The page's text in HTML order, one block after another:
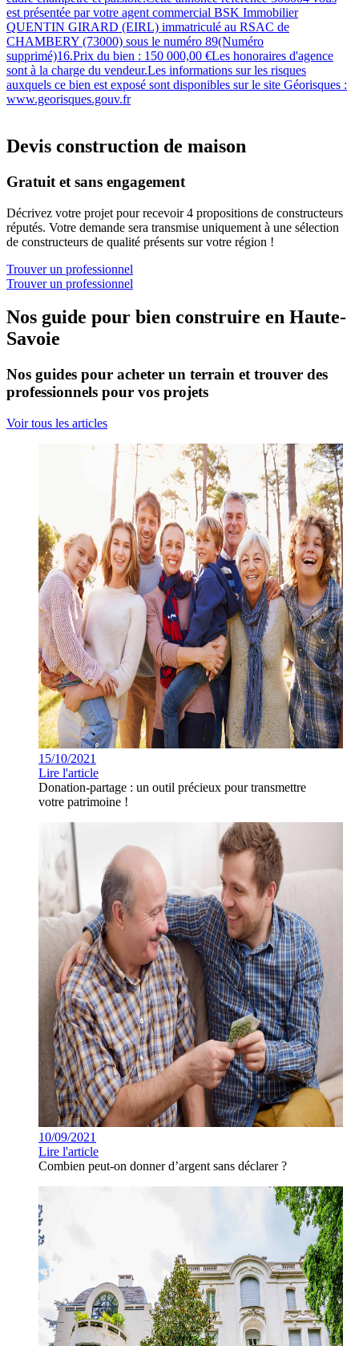
est présentée par votre agent commercial BSK Immobilier
QUENTIN GIRARD (EIRL) immatriculé au RSAC de
CHAMBERY (73000) sous le numéro 89(Numéro
supprimé)16.Prix du bien : 150 000,00 €Les honoraires d'agence
sont à la charge du vendeur.Les informations sur les risques
auxquels ce bien est exposé sont disponibles sur le site Géorisques :
www.georisques.gouv.fr
Devis construction de maison
Gratuit et sans engagement
Décrivez votre projet pour recevoir 4 propositions de constructeurs
réputés. Votre demande sera transmise uniquement à une sélection
de constructeurs de qualité présents sur votre région !
Trouver un professionnel
Trouver un professionnel
Nos guide pour bien construire en Haute-
Savoie
Nos guides pour acheter un terrain et trouver des
professionnels pour vos projets
Voir tous les articles
15/10/2021
Lire l'article
Donation-partage : un outil précieux pour transmettre
votre patrimoine !
10/09/2021
Lire l'article
Combien peut-on donner d’argent sans déclarer ?